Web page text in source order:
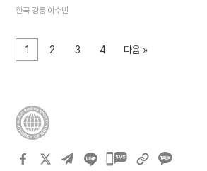
하나 떼어 휴대폰에 붙였습니다. 그런데 그 후로도
엄마가 놔두시는 거예요?” 그러자 옆에서 말없이
대답하셨습니다. “그거 아빠가 둔 거야. 일하면서
터졌습니다. 스티커의 출처가 아빠였다니! 묵묵하고
위해 토끼 캐릭터의 스티커를 모으셨을 걸 상상하니
저의 진로나 고민을…
한국 강릉 이수빈
1 2 3 4 다음 »
카카오톡